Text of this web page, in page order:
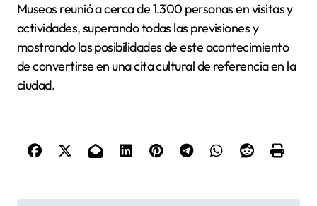
Museos reunió a cerca de 1.300 personas en visitas y
actividades, superando todas las previsiones y
mostrando las posibilidades de este acontecimiento
de convertirse en una cita cultural de referencia en la
ciudad.